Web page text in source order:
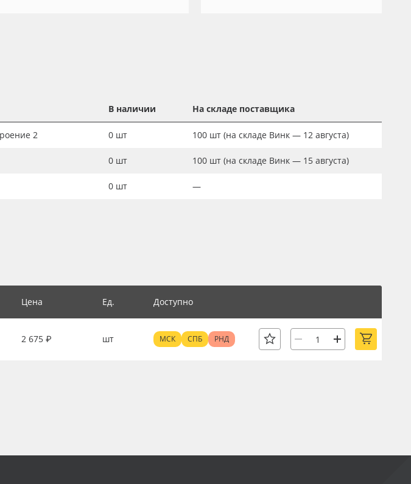
В наличии На складе поставщика
2 0 шт 100 шт (на складе Винк — 12 августа)
0 шт 100 шт (на складе Винк — 15 августа)
0 шт —
Цена Ед. Доступно
2 675 ₽ шт МСК СПБ РНД